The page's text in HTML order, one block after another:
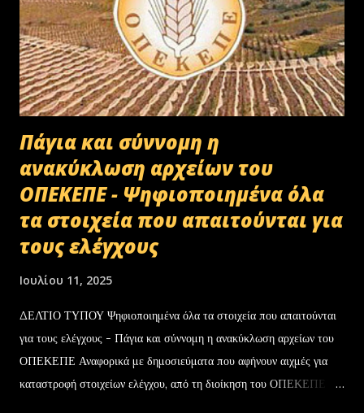
Πάγια και σύννομη η
ανακύκλωση αρχείων του
ΟΠΕΚΕΠΕ - Ψηφιοποιημένα όλα
τα στοιχεία που απαιτούνται για
τους ελέγχους
Ιουλίου 11, 2025
ΔΕΛΤΙΟ ΤΥΠΟΥ Ψηφιοποιημένα όλα τα στοιχεία που απαιτούνται
για τους ελέγχους - Πάγια και σύννομη η ανακύκλωση αρχείων του
ΟΠΕΚΕΠΕ Αναφορικά με δημοσιεύματα που αφήνουν αιχμές για
καταστροφή στοιχείων ελέγχου, από τη διοίκηση του ΟΠΕΚΕΠΕ